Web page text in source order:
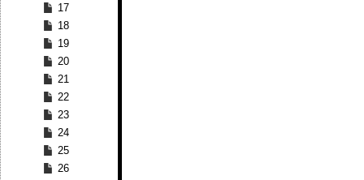
17
18
19
20
21
22
23
24
25
26